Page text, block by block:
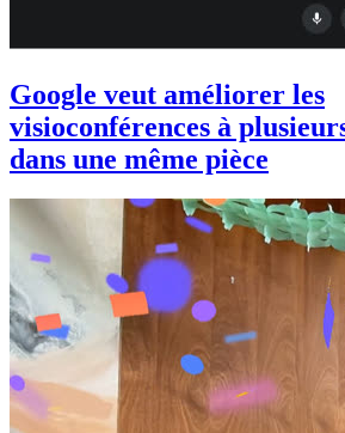
Google veut améliorer les
visioconférences à
dans une même pièce